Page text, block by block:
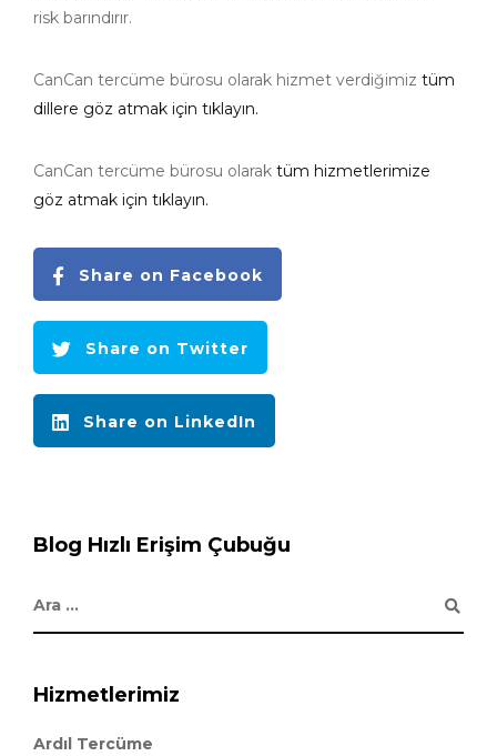
risk barındırır.
CanCan tercüme bürosu olarak hizmet verdiğimiz tüm
dillere göz atmak için tıklayın.
CanCan tercüme bürosu olarak tüm hizmetlerimize
göz atmak için tıklayın.
Share on Facebook
Share on Twitter
Share on LinkedIn
Blog Hızlı Erişim Çubuğu
Hizmetlerimiz
Ardıl Tercüme